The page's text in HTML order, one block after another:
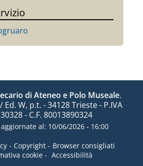
di Ateneo e Polo Museale.
Ed. W, p.t. - 34128 Trieste - P.IVA
- C.F. 80013890324
al: 10/06/2026 - 16:00
Copyright
Browser consigliati
cookie
Accessibilità